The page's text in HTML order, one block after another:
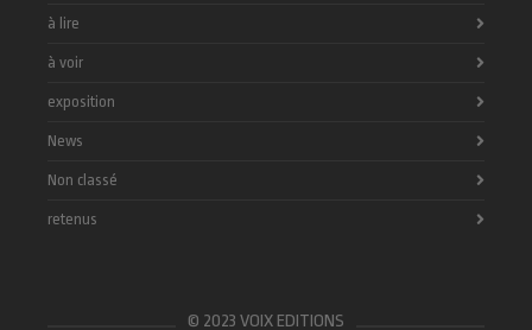
à lire
à voir
exposition
News
Non classé
retenus
© 2023 VOIX EDITIONS